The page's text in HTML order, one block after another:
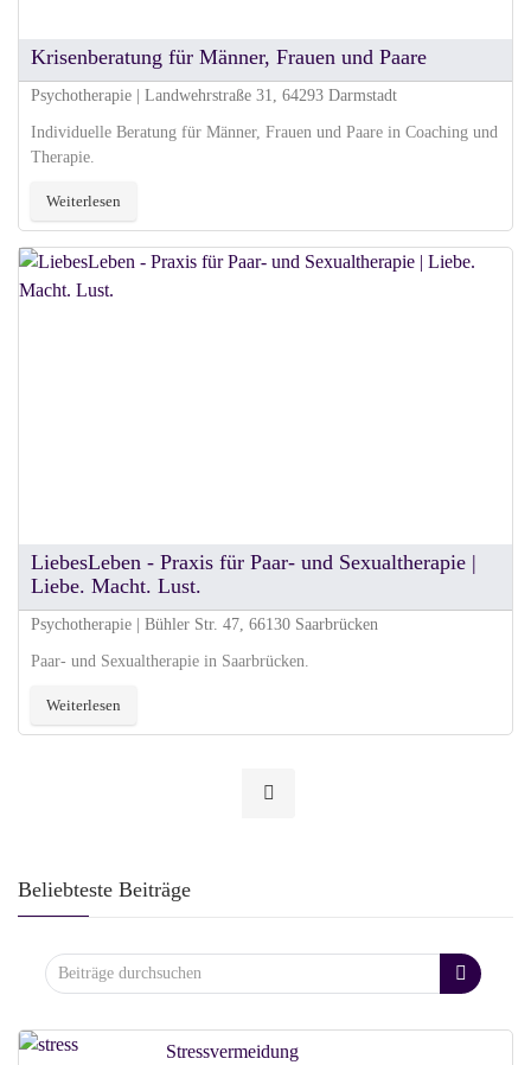
Krisenberatung für Männer, Frauen und Paare
Psychotherapie | Landwehrstraße 31, 64293 Darmstadt
Individuelle Beratung für Männer, Frauen und Paare in Coaching und
Therapie.
Weiterlesen
LiebesLeben - Praxis für Paar- und Sexualtherapie |
Liebe. Macht. Lust.
Psychotherapie | Bühler Str. 47, 66130 Saarbrücken
Paar- und Sexualtherapie in Saarbrücken.
Weiterlesen
Beliebteste Beiträge
Stressvermeidung